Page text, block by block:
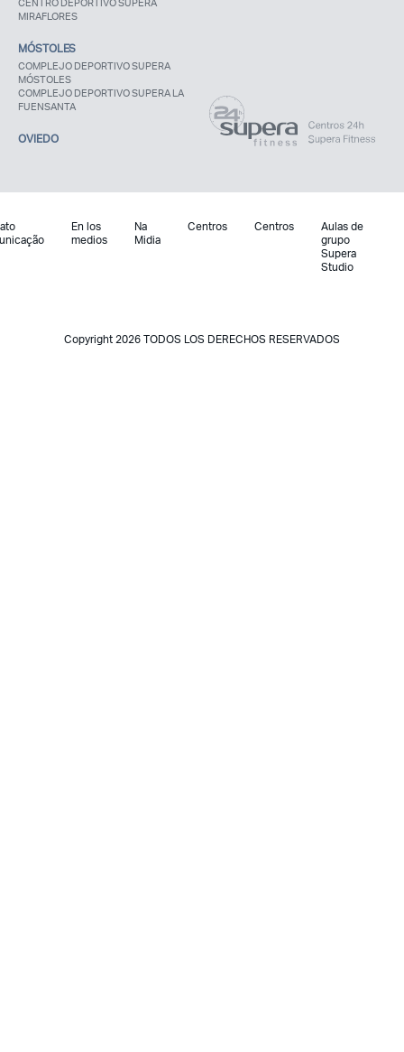
CENTRO DEPORTIVO SUPERA
MIRAFLORES
MÓSTOLES
COMPLEJO DEPORTIVO SUPERA
MÓSTOLES
COMPLEJO DEPORTIVO SUPERA LA
FUENSANTA
OVIEDO
En los
medios
Na
Midia
Centros Centros
Aulas de
grupo
Supera
Studio
Copyright 2026 TODOS LOS DERECHOS RESERVADOS